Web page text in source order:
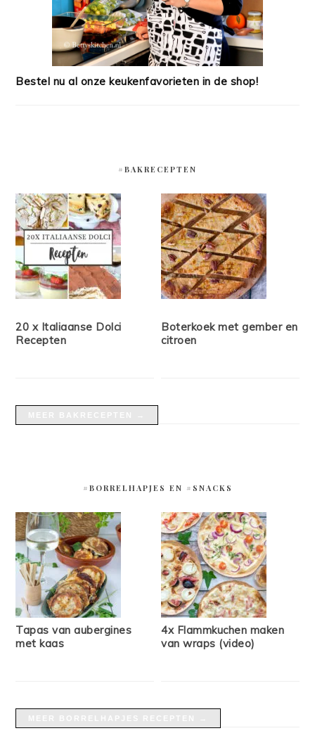
Bestel nu al onze keukenfavorieten in de shop!
#BAKRECEPTEN
20 x Italiaanse Dolci
Recepten
Boterkoek met gember en
citroen
#BORRELHAPJES EN #SNACKS
Tapas van aubergines
met kaas
4x Flammkuchen maken
van wraps (video)